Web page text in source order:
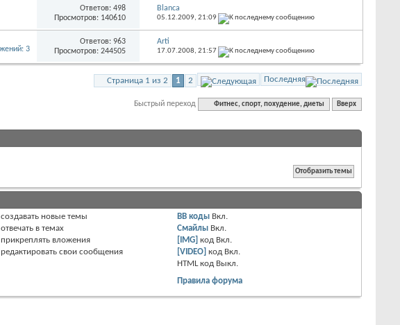
Ответов: 498
Просмотров: 140610
Blanca
05.12.2009, 21:09
Ответов: 963
Просмотров: 244505
Arti
17.07.2008, 21:57
Страница 1 из 2 1 2 Последняя
Быстрый переход Фитнес, спорт, похудение, диеты Вверх
создавать новые темы
отвечать в темах
прикреплять вложения
редактировать свои сообщения
BB коды Вкл.
Смайлы Вкл.
[IMG] код Вкл.
[VIDEO] код Вкл.
HTML код Выкл.
Правила форума